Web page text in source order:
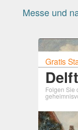
Messe und
Gratis
Delft
Folgen Sie